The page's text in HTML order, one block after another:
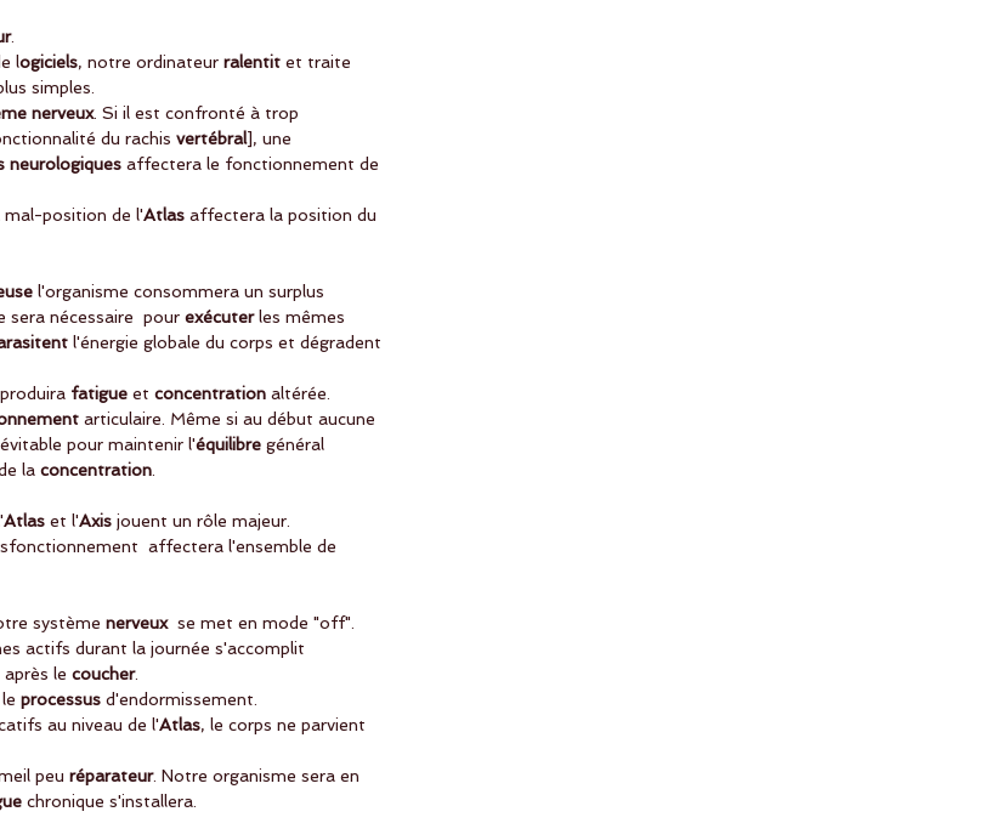
.
logiciels, notre ordinateur ralentit et traite
simples.
nerveux. Si il est confronté à trop
du rachis vertébral], une
neurologiques affectera le fonctionnement de
mal-position de l'Atlas affectera la position du
l'organisme consommera un surplus
sera nécessaire  pour exécuter les mêmes
l'énergie globale du corps et dégradent
fatigue et concentration altérée.
articulaire. Même si au début aucune
pour maintenir l'équilibre général
la concentration.
Atlas et l'Axis jouent un rôle majeur.
affectera l'ensemble de
système nerveux
  se met en mode "off".
actifs durant la journée s'accomplit
le coucher.
processus d'endormissement.
au niveau de l'Atlas, le corps ne parvient
peu réparateur. Notre organisme sera en
chronique s'installera.